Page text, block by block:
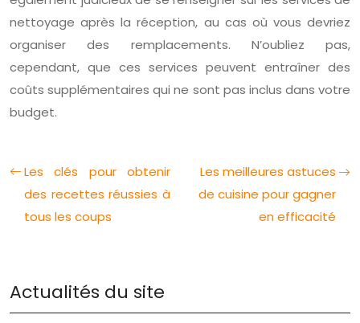
nettoyage après la réception, au cas où vous devriez
organiser des remplacements. N’oubliez pas,
cependant, que ces services peuvent entraîner des
coûts supplémentaires qui ne sont pas inclus dans votre
budget.
Les clés pour obtenir
des recettes réussies à
tous les coups
Les meilleures astuces
de cuisine pour gagner
en efficacité
Actualités du site